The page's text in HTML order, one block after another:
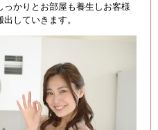
かりとお部屋も養生しお客様
していきます。